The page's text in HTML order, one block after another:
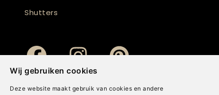
Wij gebruiken cookies
Deze website maakt gebruik van cookies en andere
Shutters